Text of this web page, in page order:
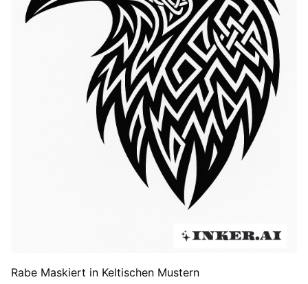
Rabe Maskiert in Keltischen Mustern